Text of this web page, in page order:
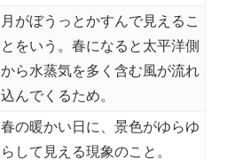
月がぼうっとかすんで見えるこ
とをいう。春になると太平洋側
から水蒸気を多く含む風が流れ
込んでくるため。
春の暖かい日に、景色がゆらゆ
らして見える現象のこと。